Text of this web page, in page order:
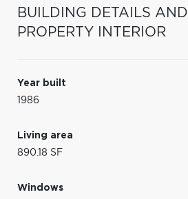
BUILDING DETAILS AND
PROPERTY INTERIOR
Year built
1986
Living area
890.18 SF
Windows